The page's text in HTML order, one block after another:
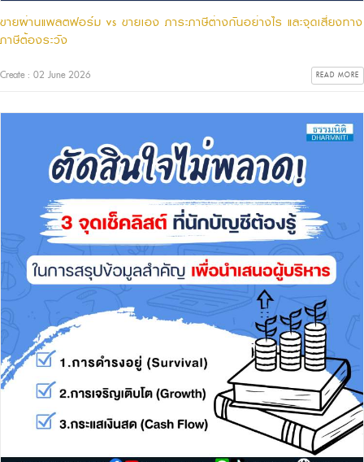
ขายผ่านแพลตฟอร์ม vs ขายเอง ภาระภาษีต่างกันอย่างไร และจุดเสี่ยงทาง
ภาษีต้องระวัง
Create : 02 June 2026 READ MORE